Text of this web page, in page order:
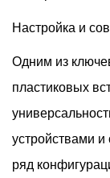
Настройка и
Одним из
пластиковых
устройствами
ряд